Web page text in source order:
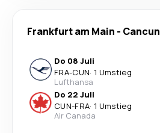
Frankfurt am Main - Cancun
Do 08 Juli
FRA-CUN· 1 Umstieg
Lufthansa
Do 22 Juli
CUN-FRA· 1 Umstieg
Air Canada